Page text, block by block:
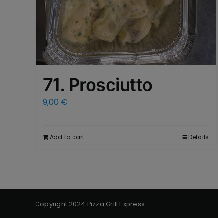
71. Prosciutto
9,00 €
Add to cart Details
Copyright 2024 Pizza Grill Express